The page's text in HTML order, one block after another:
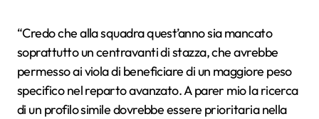
“Credo che alla squadra quest’anno sia mancato
soprattutto un centravanti di stazza, che avrebbe
permesso ai viola di beneficiare di un maggiore peso
specifico nel reparto avanzato. A parer mio la ricerca
di un profilo simile dovrebbe essere prioritaria nella